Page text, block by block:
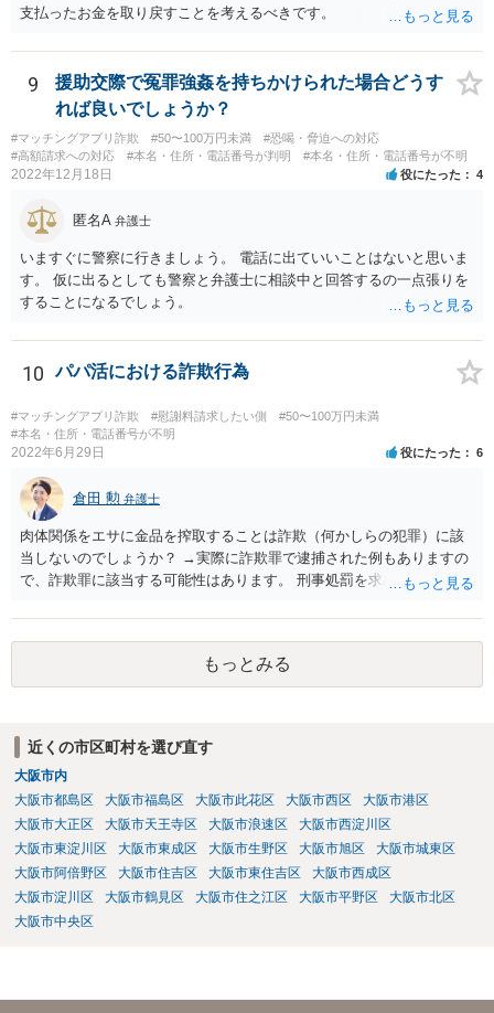
支払ったお金を取り戻すことを考えるべきです。
9
援助交際で冤罪強姦を持ちかけられた場合どうす
れば良いでしょうか？
#マッチングアプリ詐欺 #50〜100万円未満
#恐喝・脅迫への対応
#高額請求への対応
#本名・住所・電話番号が判明 #本名・住所・電話番号が不明
2022年12月18日 役にたった 4
匿名A 弁護士
いますぐに警察に行きましょう。 電話に出ていいことはないと思いま
す。 仮に出るとしても警察と弁護士に相談中と回答するの一点張りを
することになるでしょう。
10 パパ活における詐欺行為
#マッチングアプリ詐欺 #慰謝料請求したい側
#50〜100万円未満
#本名・住所・電話番号が不明
2022年6月29日 役にたった 6
倉田 勲 弁護士
肉体関係をエサに金品を搾取することは詐欺（何かしらの犯罪）に該
当しないのでしょうか？ →実際に詐欺罪で逮捕された例もありますの
で、詐欺罪に該当する可能性はあります。 刑事処罰を求めたいという
もっとみる
近くの市区町村を選び直す
大阪市内
大阪市都島区
大阪市福島区 大阪市此花区 大阪市西区
大阪市港区
大阪市大正区
大阪市天王寺区 大阪市浪速区
大阪市西淀川区
大阪市東淀川区
大阪市東成区 大阪市生野区 大阪市旭区
大阪市城東区
大阪市阿倍野区
大阪市住吉区 大阪市東住吉区
大阪市西成区
大阪市淀川区
大阪市鶴見区 大阪市住之江区 大阪市平野区
大阪市北区
大阪市中央区